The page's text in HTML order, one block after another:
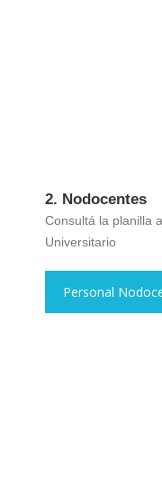
2. Nodocentes
Consultá la planilla
Universitario
Personal